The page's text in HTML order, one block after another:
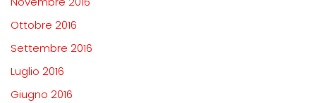
Ottobre 2016
Settembre 2016
Luglio 2016
Giugno 2016